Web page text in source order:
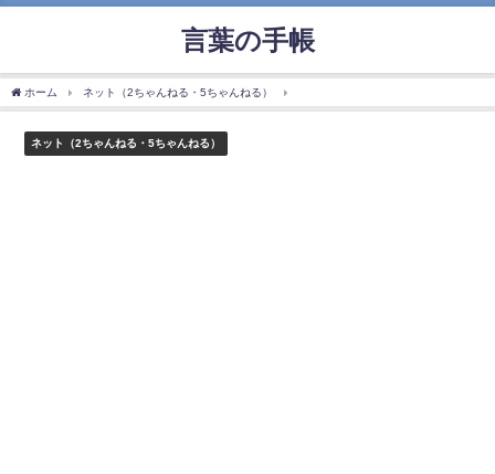
言葉の手帳
ホーム ネット（2ちゃんねる・5ちゃんねる）
ネット（2ちゃんねる・5ちゃんねる）